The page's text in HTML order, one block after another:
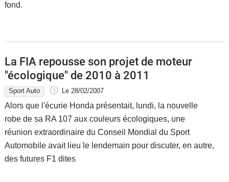
fond.
La FIA repousse son projet de moteur
"écologique" de 2010 à 2011
Sport Auto Le 28/02/2007
Alors que l'écurie Honda présentait, lundi, la nouvelle
robe de sa RA 107 aux couleurs écologiques, une
réunion extraordinaire du Conseil Mondial du Sport
Automobile avait lieu le lendemain pour discuter, en autre,
des futures F1 dites